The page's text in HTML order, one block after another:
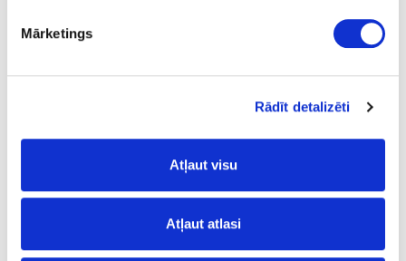
Mārketings
Rādīt detalizēti
Atļaut visu
Atļaut atlasi
gaiši pelēka
7.14